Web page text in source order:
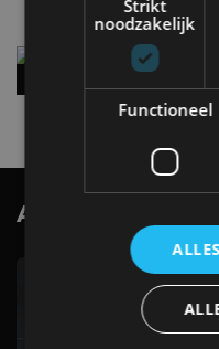
4 aug
AutoRAI.nl TV
Strikt
noodzakelijk
Functioneel